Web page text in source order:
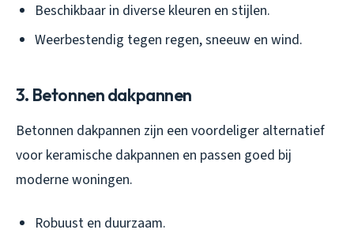
Beschikbaar in diverse kleuren en stijlen.
Weerbestendig tegen regen, sneeuw en wind.
3. Betonnen dakpannen
Betonnen dakpannen zijn een voordeliger alternatief
voor keramische dakpannen en passen goed bij
moderne woningen.
Robuust en duurzaam.